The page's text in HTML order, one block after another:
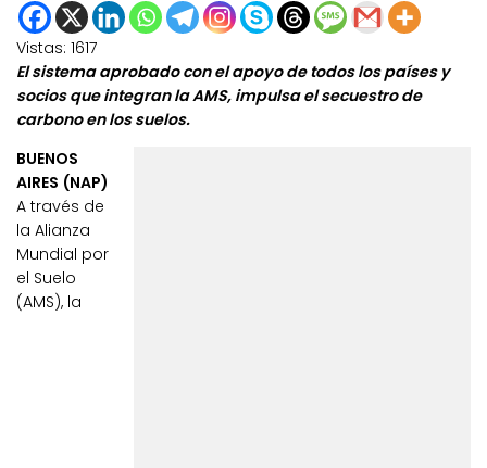
Vistas: 1617
El sistema aprobado con el apoyo de todos los países y
socios que integran la AMS, impulsa el secuestro de
carbono en los suelos.
BUENOS
AIRES (NAP)
A través de
la Alianza
Mundial por
el Suelo
(AMS), la